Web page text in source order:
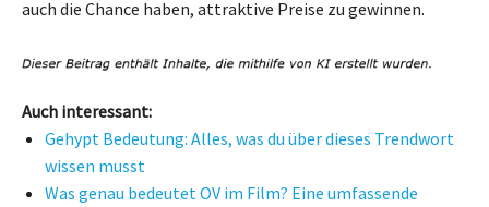
auch die Chance haben, attraktive Preise zu gewinnen.
Auch interessant:
Gehypt Bedeutung: Alles, was du über dieses Trendwort
wissen musst
Was genau bedeutet OV im Film? Eine umfassende